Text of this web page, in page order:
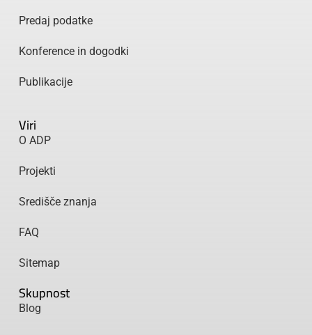
Predaj podatke
Konference in dogodki
Publikacije
Viri
O ADP
Projekti
Središče znanja
FAQ
Sitemap
Skupnost
Blog